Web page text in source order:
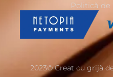
Politică
2023© Creat cu grijă